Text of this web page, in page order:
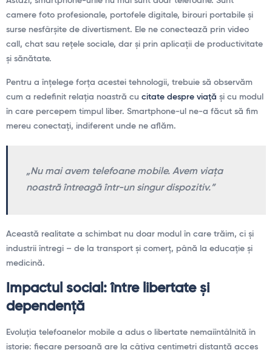
camere foto profesionale, portofele digitale, birouri portabile și
surse nesfârșite de divertisment. Ele ne conectează prin video
call, chat sau rețele sociale, dar și prin aplicații de productivitate
și sănătate.
Pentru a înțelege forța acestei tehnologii, trebuie să observăm
cum a redefinit relația noastră cu citate despre viață și cu modul
în care percepem timpul liber. Smartphone-ul ne-a făcut să fim
mereu conectați, indiferent unde ne aflăm.
„Nu mai avem telefoane mobile. Avem viața
noastră întreagă într-un singur dispozitiv.”
Această realitate a schimbat nu doar modul în care trăim, ci și
industrii întregi – de la transport și comerț, până la educație și
medicină.
Impactul social: între libertate și
dependență
Evoluția telefoanelor mobile a adus o libertate nemaiîntâlnită în
istorie: fiecare persoană are la câțiva centimetri distanță acces